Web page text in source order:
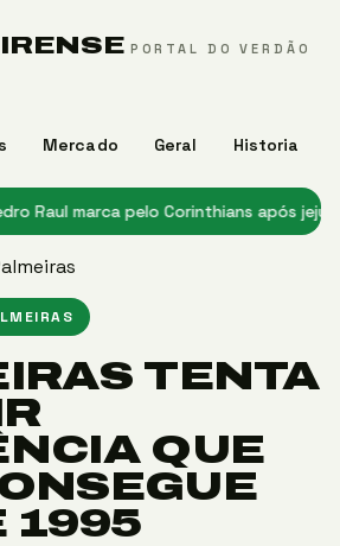
PORTAL DO VERDÃO
Mercado Geral Historia
marca pelo Corinthians após jejum e
TENTA
QUE
1995